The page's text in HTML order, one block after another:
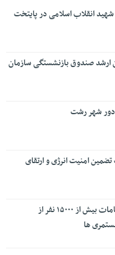
انقلاب اسلامی در پایتخت
ارشد صندوق بازنشستگی سازمان
امنیت انرژی و ارتقای
پاسخگوئی به سوالات و رفع ابهامات بیش از ۱۵۰۰۰ نفر از
ها